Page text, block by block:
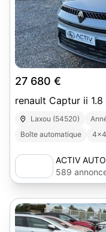
27 680 €
renault Captur ii
Laxou (54520)
Boîte automatique
ACTIV
589